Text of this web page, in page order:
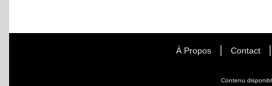
À Propos Contact
Contenu